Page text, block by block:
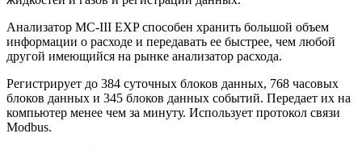
Анализатор MC-III EXP способен хранить большой объем
информации о расходе и передавать ее быстрее, чем любой
другой имеющийся на рынке анализатор расхода.
Регистрирует до 384 суточных блоков данных, 768 часовых
блоков данных и 345 блоков данных событий. Передает их на
компьютер менее чем за минуту. Использует протокол связи
Modbus.